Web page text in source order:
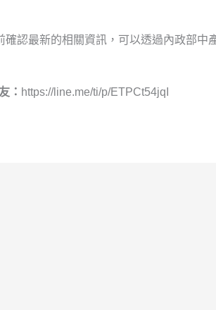
認最新的相關資訊，可以透過內政部中
： https://line.me/ti/p/ETPCt54jqI